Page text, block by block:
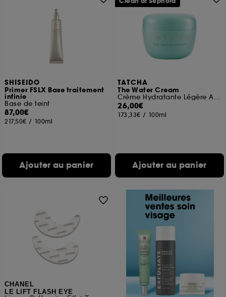
SHISEIDO
Primer FSLX Base traitement
infinie
Base de teint
87,00€
217,50€ / 100ml
Ajouter au panier
TATCHA
The Water Cream
Crème Hydratante Légère Affinant Les Pores Format voyage
26,00€
173,33€ / 100ml
Ajouter au panier
CHANEL
LE LIFT FLASH EYE